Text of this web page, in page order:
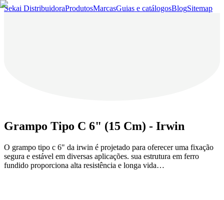
Sekai DistribuidoraProdutosMarcasGuias e catálogosBlogSitemap
Grampo Tipo C 6" (15 Cm) - Irwin
O grampo tipo c 6" da irwin é projetado para oferecer uma fixação
segura e estável em diversas aplicações. sua estrutura em ferro
fundido proporciona alta resistência e longa vida…